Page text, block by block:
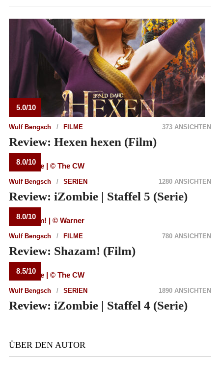
5.0/10
Wulf Bengsch FILME 373 ANSICHTEN
Review: Hexen hexen (Film)
8.0/10
Wulf Bengsch SERIEN 1280 ANSICHTEN
Review: iZombie | Staffel 5 (Serie)
8.0/10
Wulf Bengsch FILME 780 ANSICHTEN
Review: Shazam! (Film)
8.5/10
Wulf Bengsch SERIEN 1890 ANSICHTEN
Review: iZombie | Staffel 4 (Serie)
ÜBER DEN AUTOR